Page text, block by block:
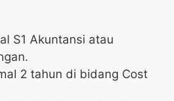
S1 Akuntansi atau
2 tahun di bidang Cost